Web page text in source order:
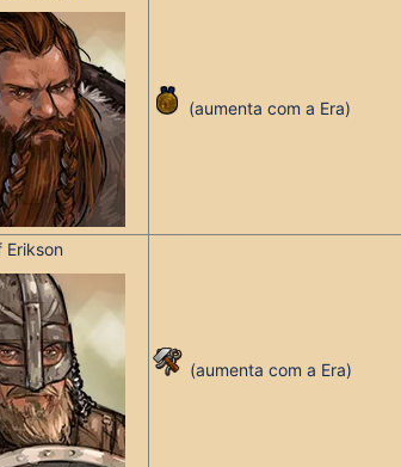
(aumenta com a Era)
Erikson
(aumenta com a Era)